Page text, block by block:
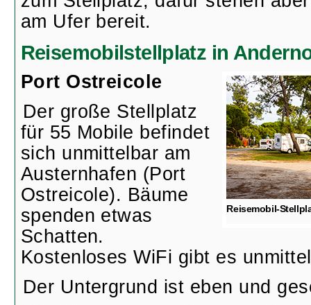
am Ufer bereit.
Reisemobilstellplatz in
Reisemobil-
Port Ostreicole
Der große Stellplatz
für 55 Mobile befindet
sich unmittelbar am
Austernhafen (Port
Ostreicole). Bäume
spenden etwas
Schatten.
Kostenloses WiFi gibt es
Der Untergrund ist eben und